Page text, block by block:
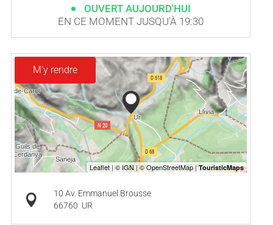
OUVERT AUJOURD'HUI
EN CE MOMENT JUSQU'À 19:30
M'y rendre
10 Av. Emmanuel Brousse
66760 UR